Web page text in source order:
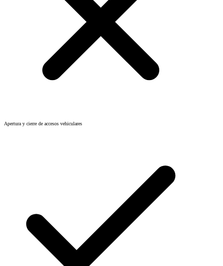
Apertura y cierre de accesos vehiculares